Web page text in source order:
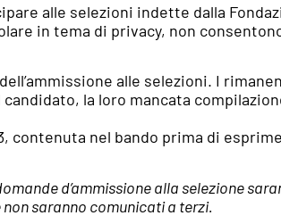
alle selezioni indette dalla
in tema di privacy, non
alle selezioni. I
la loro mancata
contenuta nel bando prima di
d’ammissione alla selezione
saranno comunicati a terzi.